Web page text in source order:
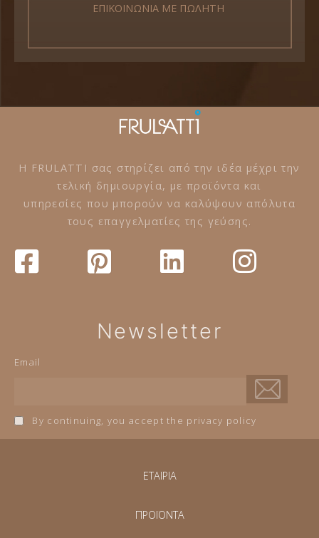
ΕΠΙΚΟΙΝΩΝΙΑ ΜΕ ΠΩΛΗΤΗ
Η FRULATTI σας στηρίζει από την ιδέα μέχρι την
τελική δημιουργία, με προϊόντα και
υπηρεσίες που μπορούν να καλύψουν απόλυτα
τους επαγγελματίες της γεύσης.
Newsletter
Email
By continuing, you accept the privacy policy
ΕΤΑΙΡΙΑ
ΠΡΟΪΟΝΤΑ